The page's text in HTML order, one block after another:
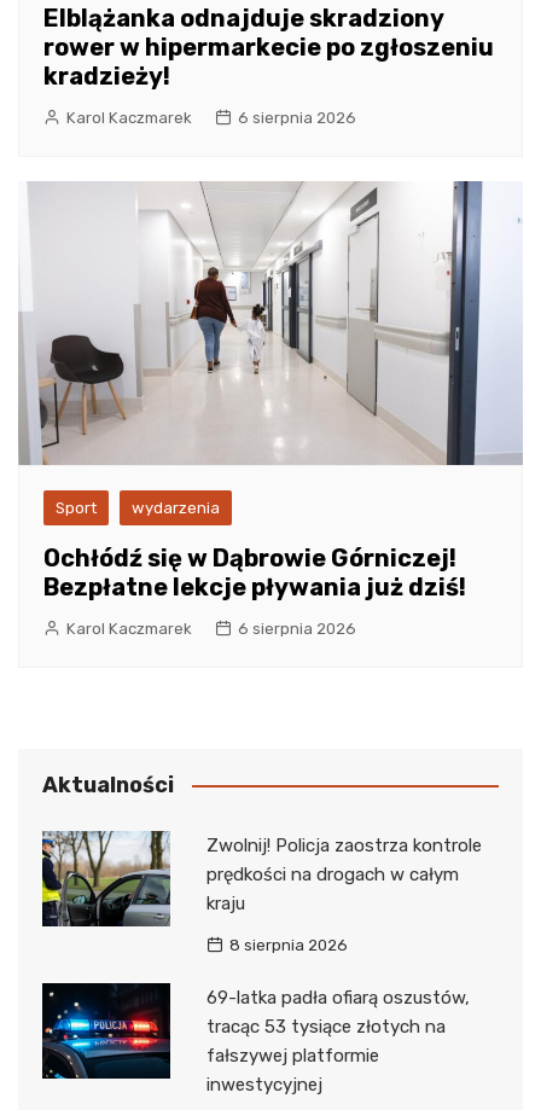
Elblążanka odnajduje skradziony
rower w hipermarkecie po zgłoszeniu
kradzieży!
Karol Kaczmarek 6 sierpnia 2026
Sport wydarzenia
Ochłódź się w Dąbrowie Górniczej!
Bezpłatne lekcje pływania już dziś!
Karol Kaczmarek 6 sierpnia 2026
Aktualności
Zwolnij! Policja zaostrza kontrole
prędkości na drogach w całym
kraju
8 sierpnia 2026
69-latka padła ofiarą oszustów,
tracąc 53 tysiące złotych na
fałszywej platformie
inwestycyjnej